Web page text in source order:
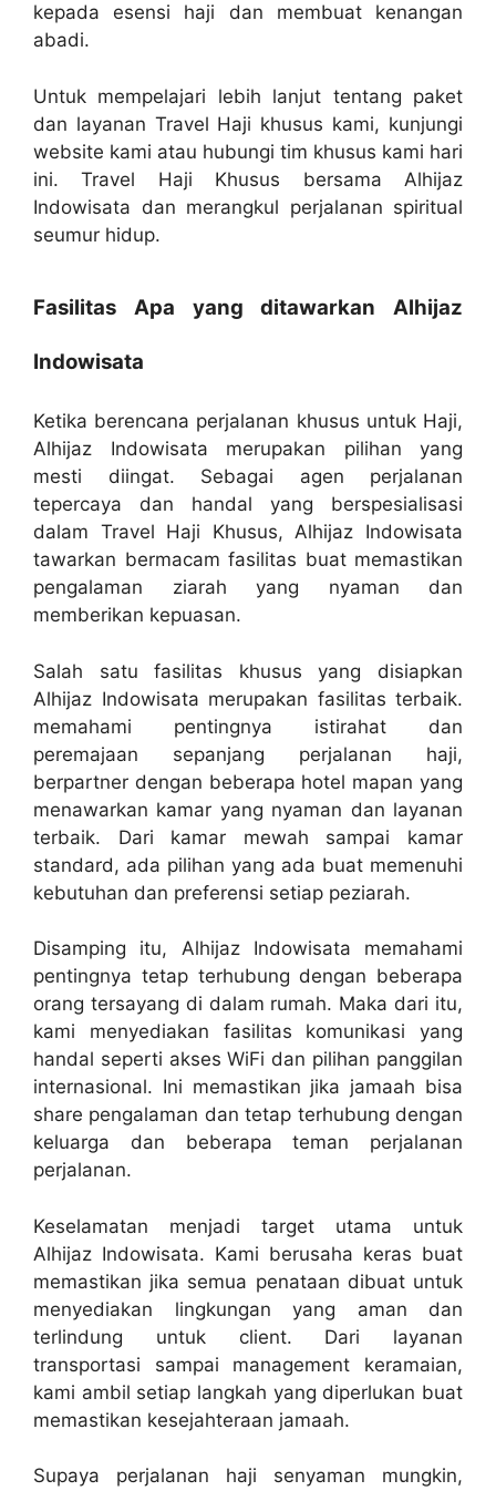
kepada esensi haji dan membuat kenangan
abadi.
Untuk mempelajari lebih lanjut tentang paket
dan layanan Travel Haji khusus kami, kunjungi
website kami atau hubungi tim khusus kami hari
ini. Travel Haji Khusus bersama Alhijaz
Indowisata dan merangkul perjalanan spiritual
seumur hidup.
Fasilitas Apa yang ditawarkan Alhijaz
Indowisata
Ketika berencana perjalanan khusus untuk Haji,
Alhijaz Indowisata merupakan pilihan yang
mesti diingat. Sebagai agen perjalanan
tepercaya dan handal yang berspesialisasi
dalam Travel Haji Khusus, Alhijaz Indowisata
tawarkan bermacam fasilitas buat memastikan
pengalaman ziarah yang nyaman dan
memberikan kepuasan.
Salah satu fasilitas khusus yang disiapkan
Alhijaz Indowisata merupakan fasilitas terbaik.
memahami pentingnya istirahat dan
peremajaan sepanjang perjalanan haji,
berpartner dengan beberapa hotel mapan yang
menawarkan kamar yang nyaman dan layanan
terbaik. Dari kamar mewah sampai kamar
standard, ada pilihan yang ada buat memenuhi
kebutuhan dan preferensi setiap peziarah.
Disamping itu, Alhijaz Indowisata memahami
pentingnya tetap terhubung dengan beberapa
orang tersayang di dalam rumah. Maka dari itu,
kami menyediakan fasilitas komunikasi yang
handal seperti akses WiFi dan pilihan panggilan
internasional. Ini memastikan jika jamaah bisa
share pengalaman dan tetap terhubung dengan
keluarga dan beberapa teman perjalanan
perjalanan.
Keselamatan menjadi target utama untuk
Alhijaz Indowisata. Kami berusaha keras buat
memastikan jika semua penataan dibuat untuk
menyediakan lingkungan yang aman dan
terlindung untuk client. Dari layanan
transportasi sampai management keramaian,
kami ambil setiap langkah yang diperlukan buat
memastikan kesejahteraan jamaah.
Supaya perjalanan haji senyaman mungkin,